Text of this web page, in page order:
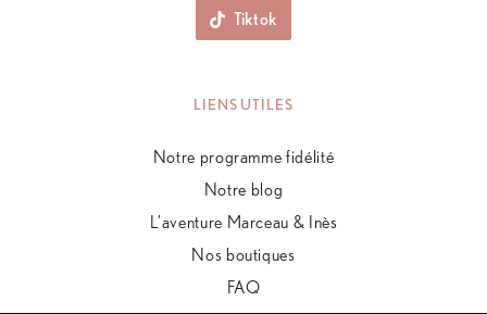
Tiktok
LIENS UTILES
Notre programme fidélité
Notre blog
L’aventure Marceau & Inès
Nos boutiques
FAQ